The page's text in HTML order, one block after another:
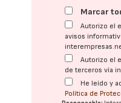
Marcar
Autorizo el
avisos
Autorizo el
de terceros vía
He leído y
Política de